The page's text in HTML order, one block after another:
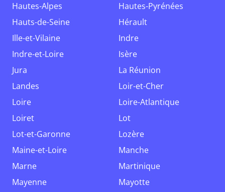
Hautes-Alpes
Hautes-Pyrénées
Hauts-de-Seine
Hérault
Ille-et-Vilaine
Indre
Indre-et-Loire
Isère
Jura
La Réunion
Landes
Loir-et-Cher
Loire
Loire-Atlantique
Loiret
Lot
Lot-et-Garonne
Lozère
Maine-et-Loire
Manche
Marne
Martinique
Mayenne
Mayotte